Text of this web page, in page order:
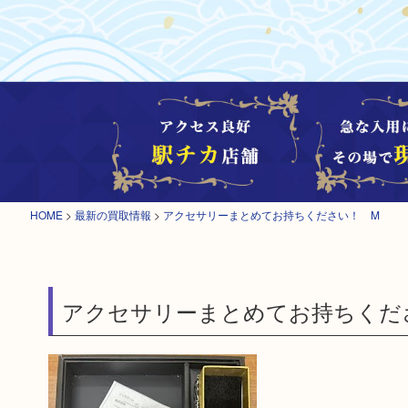
HOME > 最新の買取情報 > アクセサリーまとめてお持ちください！ M
アクセサリーまとめてお持ちく